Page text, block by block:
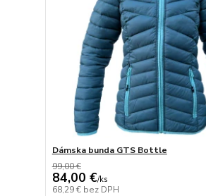
Dámska bunda GTS Bottle
99,00 €
84,00 €/ks
68,29 € bez DPH